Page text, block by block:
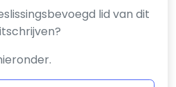
lid van dit